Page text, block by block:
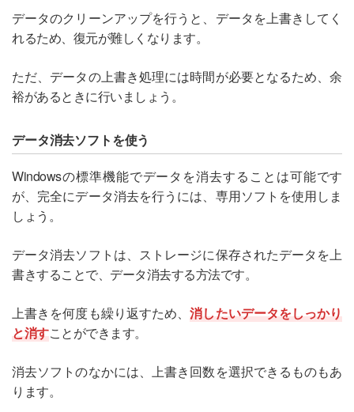
データのクリーンアップを行うと、データを上書きしてく
れるため、復元が難しくなります。
ただ、データの上書き処理には時間が必要となるため、余
裕があるときに行いましょう。
データ消去ソフトを使う
Windowsの標準機能でデータを消去することは可能です
が、完全にデータ消去を行うには、専用ソフトを使用しま
しょう。
データ消去ソフトは、ストレージに保存されたデータを上
書きすることで、データ消去する方法です。
上書きを何度も繰り返すため、消したいデータをしっかり
と消すことができます。
消去ソフトのなかには、上書き回数を選択できるものもあ
ります。